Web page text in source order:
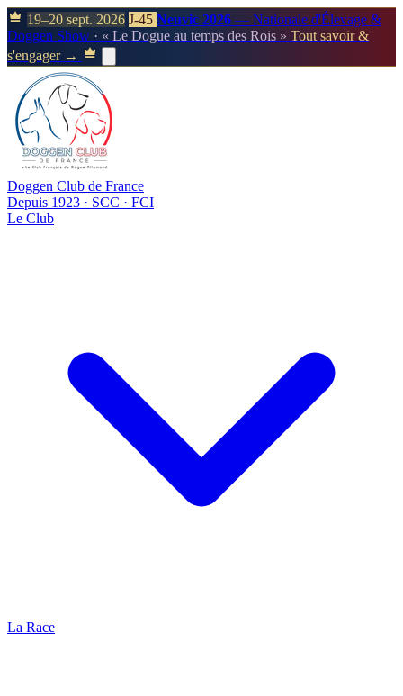
19–20 sept. 2026 J-45 Neuvic 2026 — Nationale d'Élevage &
Doggen Show · « Le Dogue au temps des Rois » Tout savoir &
s'engager →
Doggen Club de France
Depuis 1923 · SCC · FCI
Le Club
La Race